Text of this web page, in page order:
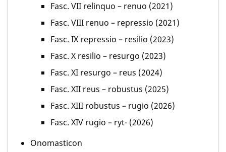
Fasc. VII relinquo – renuo (2021)
Fasc. VIII renuo – repressio (2021)
Fasc. IX repressio – resilio (2023)
Fasc. X resilio – resurgo (2023)
Fasc. XI resurgo – reus (2024)
Fasc. XII reus – robustus (2025)
Fasc. XIII robustus – rugio (2026)
Fasc. XIV rugio – ryt- (2026)
Onomasticon